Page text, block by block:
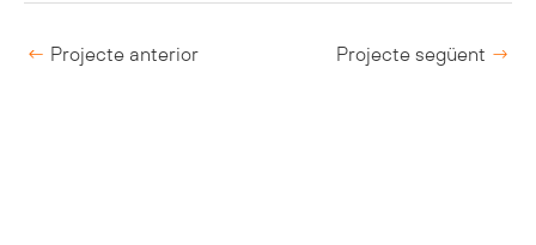
← Projecte anterior Projecte següent →